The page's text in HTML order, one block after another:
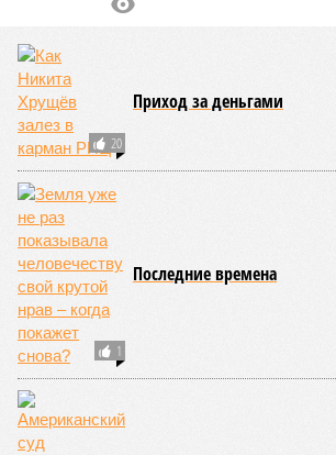
20
Приход за деньгами
1
Последние времена